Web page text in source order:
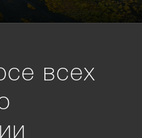
всех